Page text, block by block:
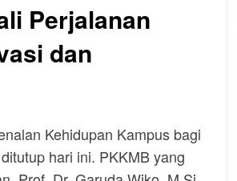
Perjalanan
dan
Kehidupan Kampus bagi
hari ini. PKKMB yang